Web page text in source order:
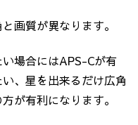
画質が異なります。
場合にはAPS-Cが有
、星を出来るだけ広角
が有利になります。